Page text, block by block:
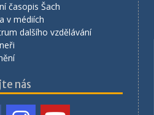
časopis Šach
v médiích
dalšího vzdělávání
nás